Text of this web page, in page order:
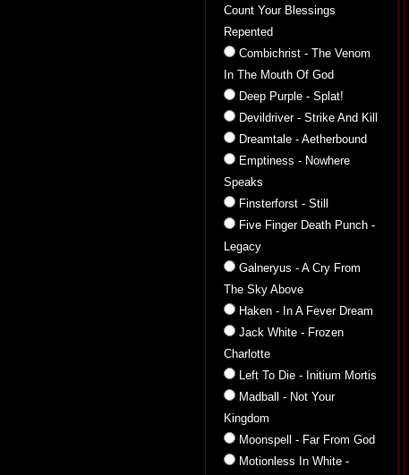
Count Your Blessings
Repented
Combichrist - The Venom
In The Mouth Of God
Deep Purple - Splat!
Devildriver - Strike And Kill
Dreamtale - Aetherbound
Emptiness - Nowhere
Speaks
Finsterforst - Still
Five Finger Death Punch -
Legacy
Galneryus - A Cry From
The Sky Above
Haken - In A Fever Dream
Jack White - Frozen
Charlotte
Left To Die - Initium Mortis
Madball - Not Your
Kingdom
Moonspell - Far From God
Motionless In White -